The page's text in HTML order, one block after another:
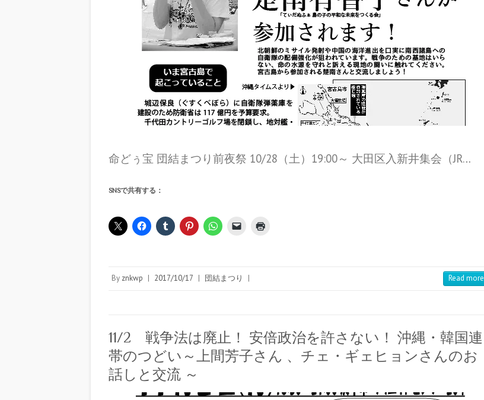
命どぅ宝 団結まつり前夜祭 10/28（土）19:00～ 大田区入新井集会（JR…
SNSで共有する：
By znkwp | 2017/10/17 | 団結まつり | Read more
11/2 戦争法は廃止！ 安倍政治を許さない！ 沖縄・韓国連
帯のつどい～上間芳子さん 、チェ・ギェヒョンさんのお
話しと交流 ～